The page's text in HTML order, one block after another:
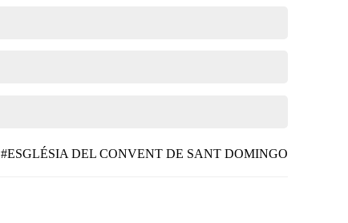
#ESGLÉSIA DEL CONVENT DE SANT DOMINGO